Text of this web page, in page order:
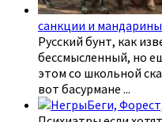
санкции и мандарины
Русский бунт, как
бессмысленный, но
этом со школьной
вот басурмане ...
Беги,